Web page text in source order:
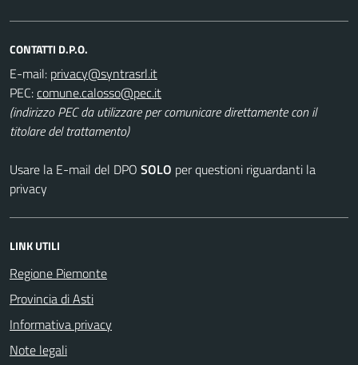
CONTATTI D.P.O.
E-mail:
PEC:
(indirizzo PEC da utilizzare per comunicare direttamente con il
titolare del trattamento)
Usare la E-mail del DPO SOLO per questioni riguardanti la
privacy
LINK UTILI
Regione Piemonte
Provincia di Asti
Informativa privacy
Note legali